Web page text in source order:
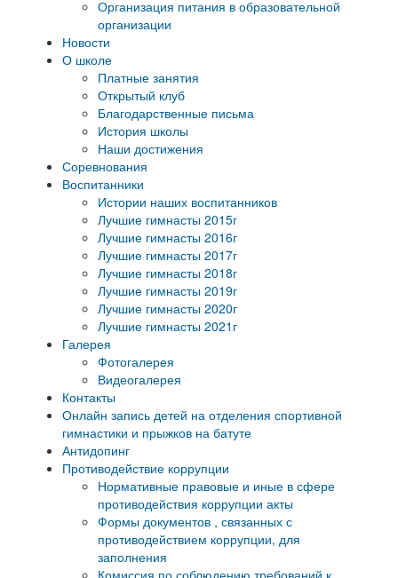
Организация питания в образовательной
организации
Новости
О школе
Платные занятия
Открытый клуб
Благодарственные письма
История школы
Наши достижения
Соревнования
Воспитанники
Истории наших воспитанников
Лучшие гимнасты 2015г
Лучшие гимнасты 2016г
Лучшие гимнасты 2017г
Лучшие гимнасты 2018г
Лучшие гимнасты 2019г
Лучшие гимнасты 2020г
Лучшие гимнасты 2021г
Галерея
Фотогалерея
Видеогалерея
Контакты
Онлайн запись детей на отделения спортивной
гимнастики и прыжков на батуте
Антидопинг
Противодействие коррупции
Нормативные правовые и иные в сфере
противодействия коррупции акты
Формы документов , связанных с
противодействием коррупции, для
заполнения
Комиссия по соблюдению требований к